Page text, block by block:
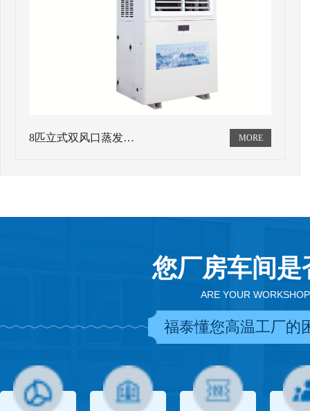
8匹立式双风口蒸发…
您厂房车间
ARE YOUR
福泰懂您高温工厂的